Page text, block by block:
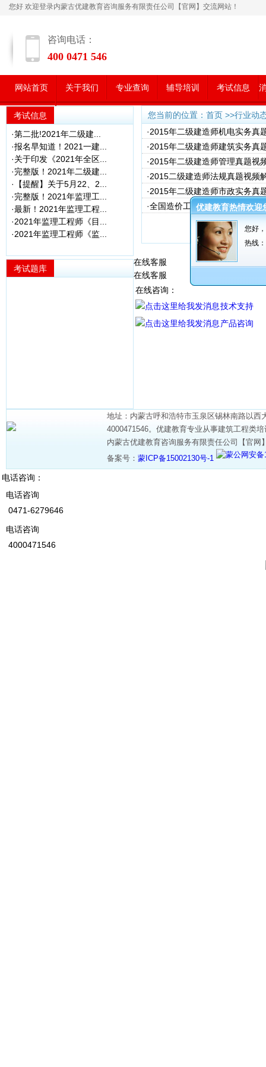
您好 欢迎登录内蒙古优建教育咨询服务有限责任公司【官网】交流网站！
咨询电话：
400 0471 546
网站首页 关于我们 专业查询 辅导培训 考试信息
学员风采
考试信息
·第二批!2021年二级建...
·报名早知道！2021一建...
·关于印发《2021年全区...
·完整版！2021年二级建...
·【提醒】关于5月22、2...
·完整版！2021年监理工...
·最新！2021年监理工程...
·2021年监理工程师《目...
·2021年监理工程师《监...
考试题库
您当前的位置：首页 >>行业动
·2015年二级建造师机电实务真
·2015年二级建造师建筑实务真
·2015年二级建造师管理真题视
·2015二级建造师法规真题视频
·2015年二级建造师市政实务真
·全国造价工程师《工程造价计
共 1 页页次: 1/1
地址：内蒙古呼和浩特市玉泉区锡林南路以西
4000471546。优建教育专业从事建筑工程类培
内蒙古优建教育咨询服务有限责任公司【官网
备案号： 蒙ICP备15002130号-1 蒙公网安备
优建教育热情欢迎
您好
热线
在线客服
在线客服
在线咨询：
技术支持
产品咨询
电话咨询：
电话咨询
0471-6279646
电话咨询
4000471546